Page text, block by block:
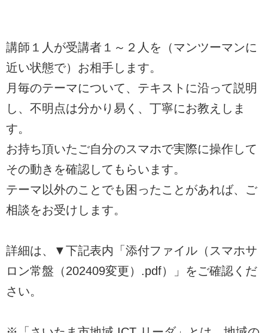
講師１人が受講者１～２人を（マンツーマンに
近い状態で）お相手します。
月毎のテーマについて、テキストに沿って説明
し、不明点は分かり易く、丁寧にお教えしま
す。
お持ち頂いたご自分のスマホで実際に操作して
その動きを確認してもらいます。
テーマ以外のことでも困ったことがあれば、ご
相談をお受けします。
詳細は、▼下記表内「添付ファイル（スマホサ
ロン常盤（202409変更）.pdf）」をご確認くだ
さい。